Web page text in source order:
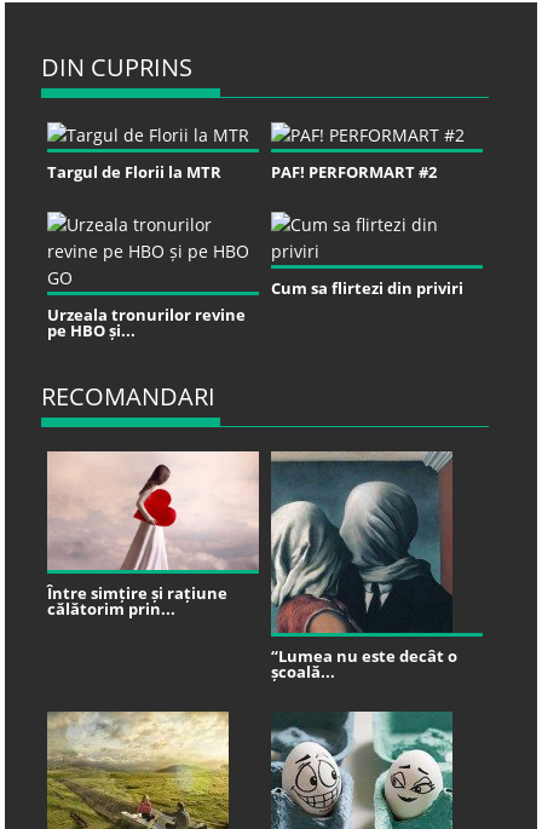
DIN CUPRINS
Targul de Florii la MTR PAF! PERFORMART #2
Urzeala tronurilor revine
pe HBO și...
Cum sa flirtezi din priviri
RECOMANDARI
Între simțire și rațiune
călătorim prin...
“Lumea nu este decât o
școală...